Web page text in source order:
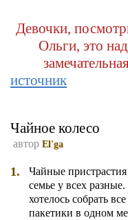
Девочки,
Ольги, это
источник
Чайное колесо
автор El'ga
1.
Чайные
семье у всех
хотелось собрать
пакетики в одном